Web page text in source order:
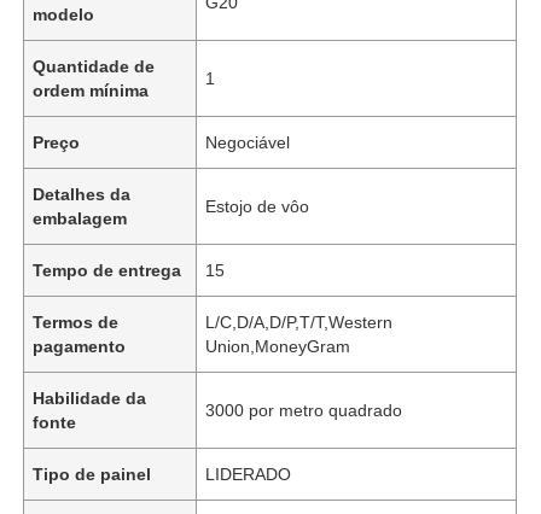
modelo
Quantidade de
ordem mínima
1
Preço Negociável
Detalhes da
embalagem
Estojo de vôo
Tempo de entrega 15
Termos de
pagamento
L/C,D/A,D/P,T/T,Western
Union,MoneyGram
Habilidade da
fonte
3000 por metro quadrado
Tipo de painel LIDERADO